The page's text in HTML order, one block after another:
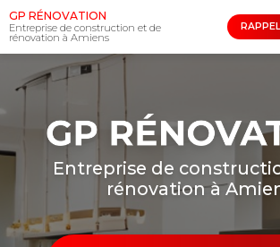
Aller
au
contenu
principal
GP RÉNOVATION
Entreprise de construction et de
rénovation à Amiens
Entreprise de
rénovation à